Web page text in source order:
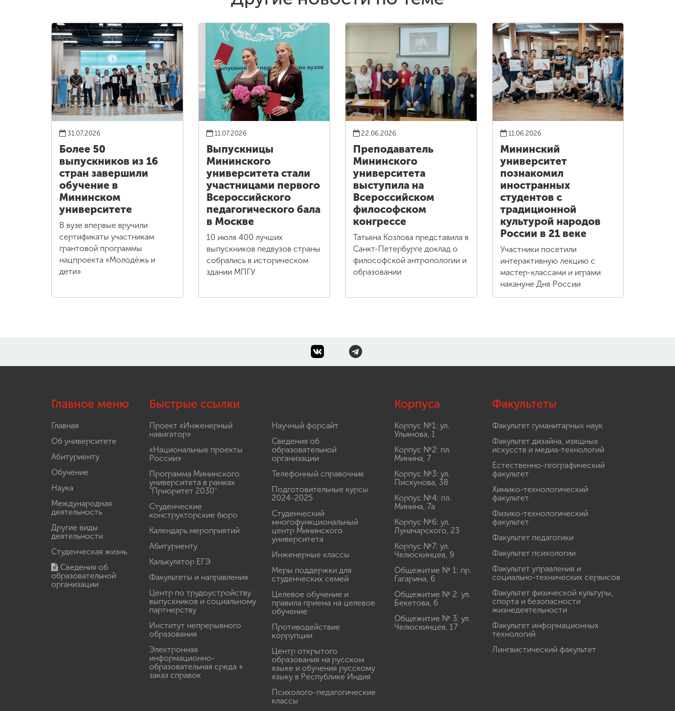
31.07.2026
Более 50
выпускников из 16
стран завершили
обучение в
Мининском
университете
В вузе впервые вручили
сертификаты участникам
грантовой программы
нацпроекта «Молодёжь и
дети»
11.07.2026
Выпускницы
Мининского
университета стали
участницами первого
Всероссийского
педагогического бала
в Москве
10 июля 400 лучших
выпускников педвузов страны
собрались в историческом
здании МПГУ
22.06.2026
Преподаватель
Мининского
университета
выступила на
Всероссийском
философском
конгрессе
Татьяна Козлова представила в
Санкт-Петербурге доклад о
философской антропологии и
образовании
11.06.2026
Мининский
университет
познакомил
иностранных
студентов с
традиционной
культурой народов
России в 21 веке
Участники посетили
интерактивную лекцию с
мастер-классами и играми
накануне Дня России
Главное меню
Главная
Об университете
Абитуриенту
Обучение
Наука
Международная
деятельность
Другие виды
деятельности
Студенческая жизнь
Сведения об
образовательной
организации
Быстрые ссылки
Проект «Инженерный
навигатор»
«Национальные проекты
России»
Программа Мининского
университета в рамках
"Приоритет 2030"
Студенческие
конструкторские бюро
Календарь мероприятий
Абитуриенту
Калькулятор ЕГЭ
Факультеты и направления
Центр по трудоустройству
выпускников и социальному
партнерству
Институт непрерывного
образования
Электронная
информационно-
образовательная среда +
заказ справок
Научный форсайт
Сведения об
образовательной
организации
Телефонный справочник
Подготовительные курсы
2024-2025
Студенческий
многофункциональный
центр Мининского
университета
Инженерные классы
Меры поддержки для
студенческих семей
Целевое обучение и
правила приема на целевое
обучение
Противодействие
коррупции
Центр открытого
образования на русском
языке и обучения русскому
языку в Республике Индия
Психолого-педагогические
классы
Корпуса
Корпус №1: ул.
Ульянова, 1
Корпус №2: пл.
Минина, 7
Корпус №3: ул.
Пискунова, 38
Корпус №4: пл.
Минина, 7а
Корпус №6: ул.
Луначарского, 23
Корпус №7: ул.
Челюскинцев, 9
Общежитие № 1: пр.
Гагарина, 6
Общежитие № 2: ул.
Бекетова, 6
Общежитие № 3: ул.
Челюскинцев, 17
Факультеты
Факультет гуманитарных наук
Факультет дизайна, изящных
искусств и медиа-технологий
Естественно-географический
факультет
Химико-технологический
факультет
Физико-технологический
факультет
Факультет педагогики
Факультет психологии
Факультет управления и
социально-технических сервисов
Факультет физической культуры,
спорта и безопасности
жизнедеятельности
Факультет информационных
технологий
Лингвистический факультет